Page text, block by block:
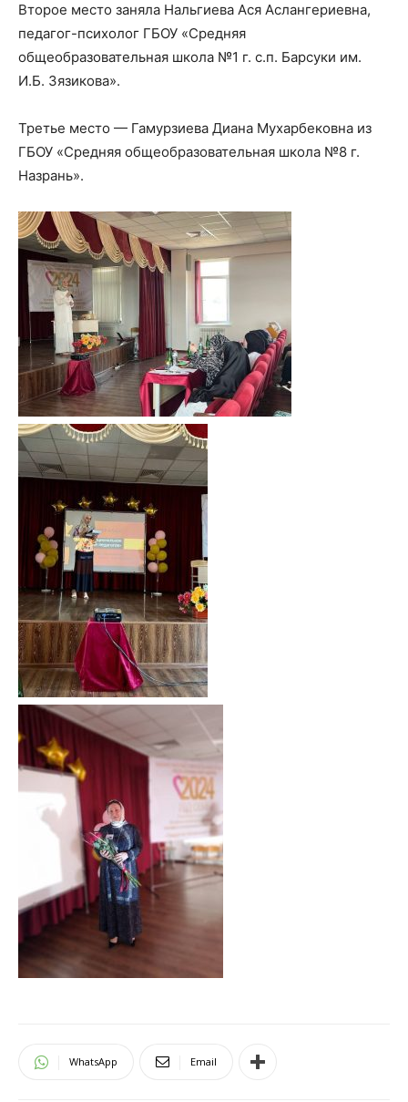
Второе место заняла Нальгиева Ася Аслангериевна,
педагог-психолог ГБОУ «Средняя
общеобразовательная школа №1 г. с.п. Барсуки им.
И.Б. Зязикова».
Третье место — Гамурзиева Диана Мухарбековна из
ГБОУ «Средняя общеобразовательная школа №8 г.
Назрань».
WhatsApp Email